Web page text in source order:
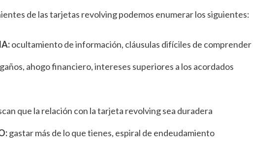
de las tarjetas revolving podemos enumerar los siguientes:
ocultamiento de información, cláusulas difíciles de comprender
ahogo financiero, intereses superiores a los acordados
que la relación con la tarjeta revolving sea duradera
gastar más de lo que tienes, espiral de endeudamiento